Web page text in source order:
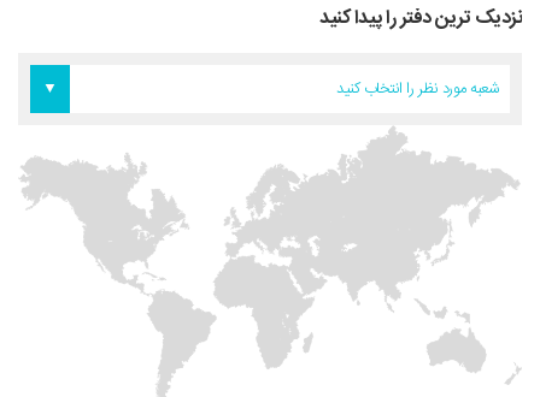
نزدیک ترین دفتر را پیدا کنید
شعبه مورد نظر را انتخاب کنید